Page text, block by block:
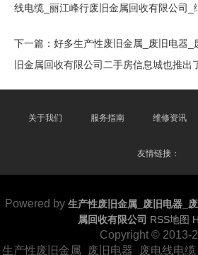
线电缆_丽江峰行废旧金属回收有限公司_
下一篇： 好多生产性废旧金属_废旧电器_
旧金属回收有限公司二手房信息城也推出
关于我们 服务指南 维修资讯
友情链接：
Powered by 生产性废旧金属_废旧电器_
属回收有限公司 RSS地图
Copyright © 2013-
生产性废旧金属_废旧电器_废电线电